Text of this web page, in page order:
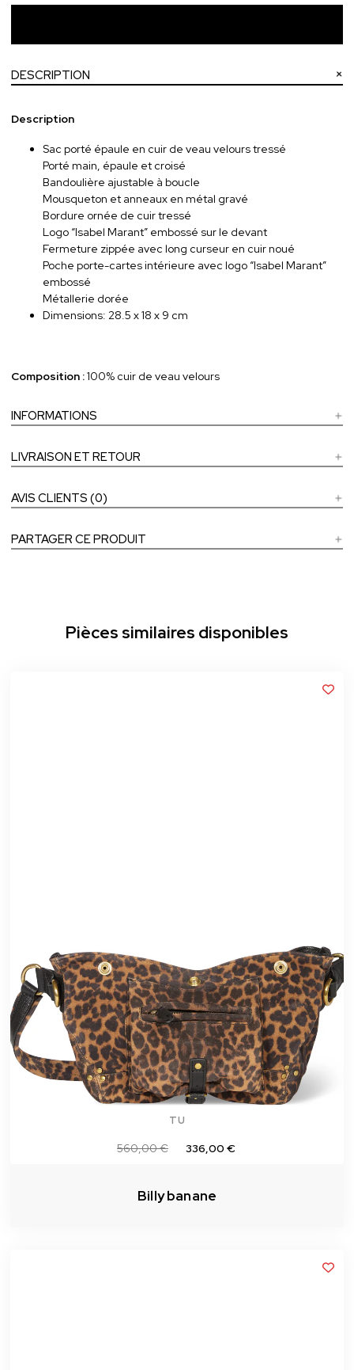
DESCRIPTION
Description
Sac porté épaule en cuir de veau velours tressé
Porté main, épaule et croisé
Bandoulière ajustable à boucle
Mousqueton et anneaux en métal gravé
Bordure ornée de cuir tressé
Logo “Isabel Marant” embossé sur le devant
Fermeture zippée avec long curseur en cuir noué
Poche porte-cartes intérieure avec logo “Isabel Marant”
embossé
Métallerie dorée
Dimensions: 28.5 x 18 x 9 cm
Composition :100% cuir de veau velours
INFORMATIONS
LIVRAISON ET RETOUR
AVIS CLIENTS (0)
PARTAGER CE PRODUIT
Pièces similaires disponibles
TU
560,00 € 336,00 €
Billy banane